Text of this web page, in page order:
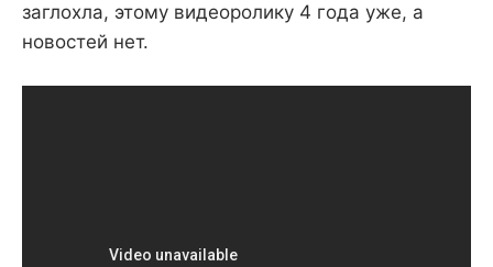
заглохла, этому видеоролику 4 года уже, а
новостей нет.